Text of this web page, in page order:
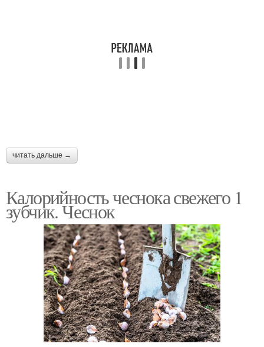
читать дальше →
Калорийность чеснока свежего 1
зубчик. Чеснок